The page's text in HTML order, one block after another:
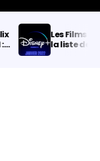
Les Films
la liste des
janvier 2022